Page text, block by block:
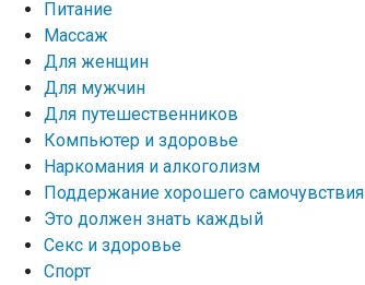
Питание
Массаж
Для женщин
Для мужчин
Для путешественников
Компьютер и здоровье
Наркомания и алкоголизм
Поддержание хорошего самочувствия
Это должен знать каждый
Секс и здоровье
Спорт